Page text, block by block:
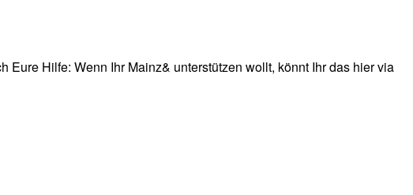
Hilfe: Wenn Ihr Mainz& unterstützen wollt, könnt Ihr das hier via